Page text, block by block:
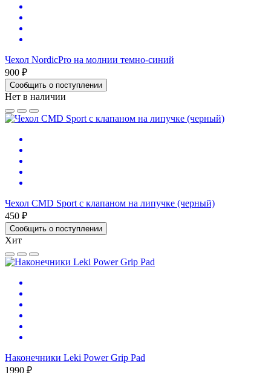
Чехол NordicPro на молнии темно-синий
900 ₽
Сообщить о поступлении
Нет в наличии
Чехол CMD Sport с клапаном на липучке (черный)
450 ₽
Сообщить о поступлении
Хит
Наконечники Leki Power Grip Pad
1990 ₽